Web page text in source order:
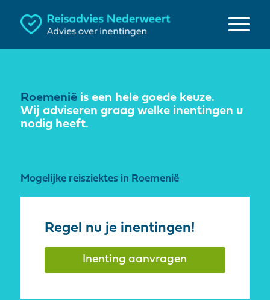
Roemeniëis een hele goede keuze.
Wij adviseren graag welke inentingen u
nodig heeft.
Mogelijke reisziektes in Roemenië
Regel nu je inentingen!
Inenting aanvragen